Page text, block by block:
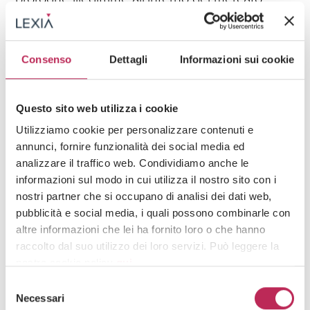
Consenso Dettagli Informazioni sui cookie
Questo sito web utilizza i cookie
Utilizziamo cookie per personalizzare contenuti e
annunci, fornire funzionalità dei social media ed
analizzare il traffico web. Condividiamo anche le
informazioni sul modo in cui utilizza il nostro sito con i
nostri partner che si occupano di analisi dei dati web,
pubblicità e social media, i quali possono combinarle con
altre informazioni che lei ha fornito loro o che hanno
raccolto dal suo utilizzo dei loro servizi. Può leggere la
Attenzione: chiudendo questo banner, cliccando in
delNecessari
Newsletter
Area di interesse
Cliccando su "iscriviti" dichiari di aver preso visione